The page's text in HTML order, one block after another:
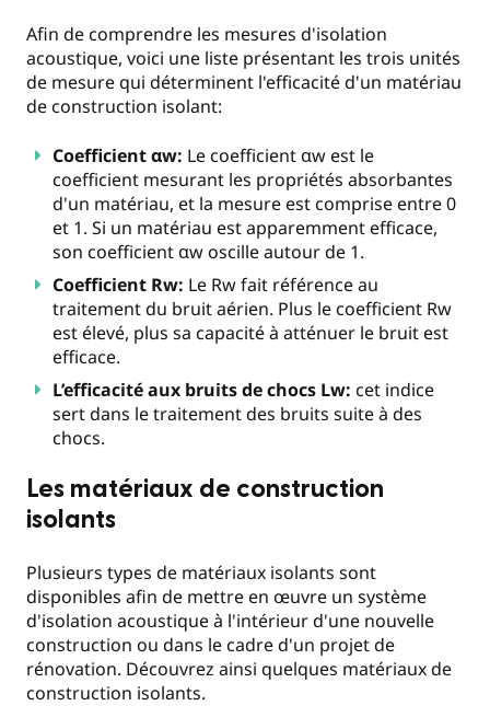
Afin de comprendre les mesures d'isolation
acoustique, voici une liste présentant les trois unités
de mesure qui déterminent l'efficacité d'un matériau
de construction isolant:
Coefficient αw: Le coefficient αw est le
coefficient mesurant les propriétés absorbantes
d'un matériau, et la mesure est comprise entre 0
et 1. Si un matériau est apparemment efficace,
son coefficient αw oscille autour de 1.
Coefficient Rw: Le Rw fait référence au
traitement du bruit aérien. Plus le coefficient Rw
est élevé, plus sa capacité à atténuer le bruit est
efficace.
L’efficacité aux bruits de chocs Lw: cet indice
sert dans le traitement des bruits suite à des
chocs.
Les matériaux de construction
isolants
Plusieurs types de matériaux isolants sont
disponibles afin de mettre en œuvre un système
d'isolation acoustique à l'intérieur d'une nouvelle
construction ou dans le cadre d'un projet de
rénovation. Découvrez ainsi quelques matériaux de
construction isolants.